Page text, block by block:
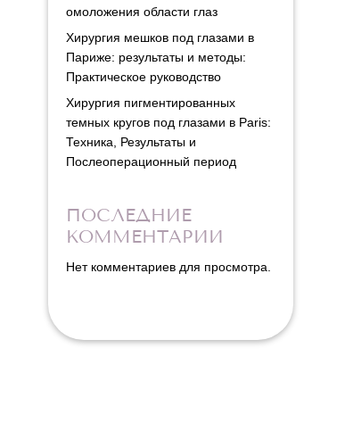
омоложения области глаз
Хирургия мешков под глазами в
Париже: результаты и методы:
Практическое руководство
Хирургия пигментированных
темных кругов под глазами в Paris:
Техника, Результаты и
Послеоперационный период
ПОСЛЕДНИЕ
КОММЕНТАРИИ
Нет комментариев для просмотра.